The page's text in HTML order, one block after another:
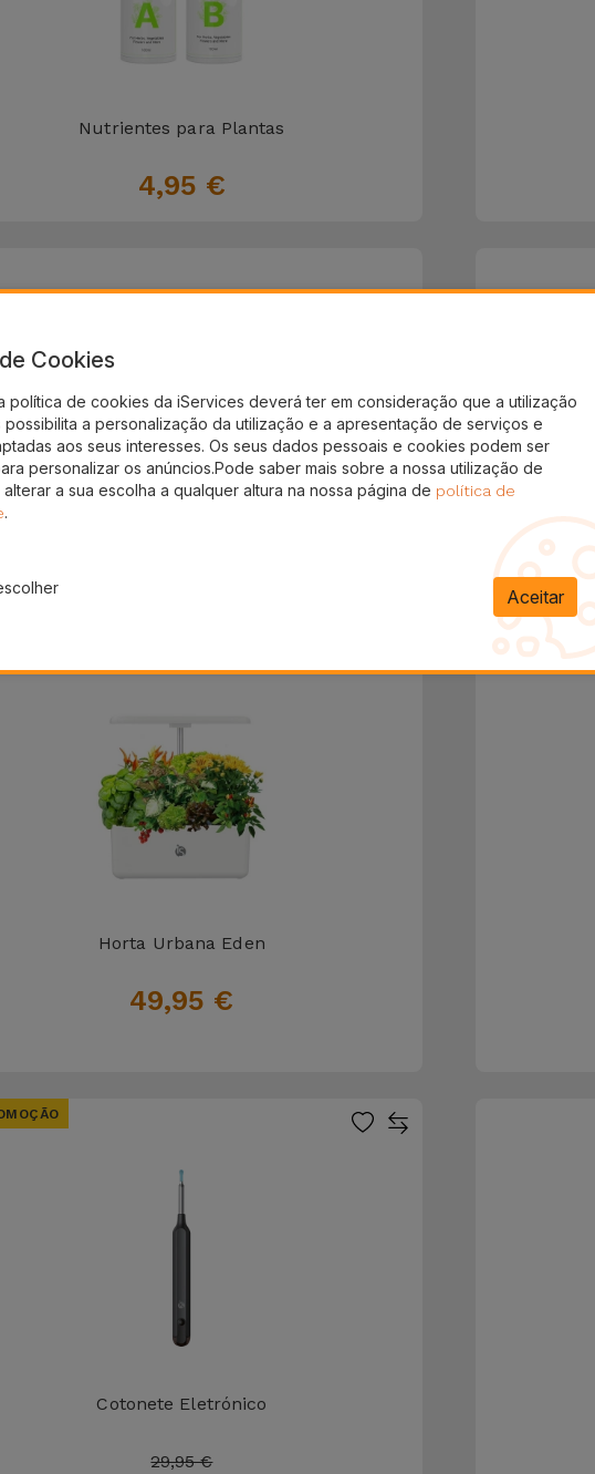
Nutrientes para Plantas
4,95 €
Horta Urbana Eden
49,95 €
PROMOÇÃO
Cotonete Eletrónico
29,95 €
Cookies
política de cookies da iServices deverá ter em consideração que a utilização
a personalização da utilização e a apresentação de serviços e
aos seus interesses. Os seus dados pessoais e cookies podem ser
personalizar os anúncios.Pode saber mais sobre a nossa utilização de
a sua escolha a qualquer altura na nossa página de política de
.
Aceitar